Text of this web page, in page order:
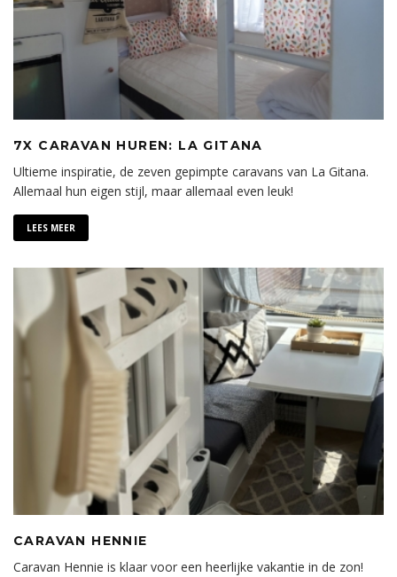
7X CARAVAN HUREN: LA GITANA
Ultieme inspiratie, de zeven gepimpte caravans van La Gitana.
Allemaal hun eigen stijl, maar allemaal even leuk!
LEES MEER
CARAVAN HENNIE
Caravan Hennie is klaar voor een heerlijke vakantie in de zon!